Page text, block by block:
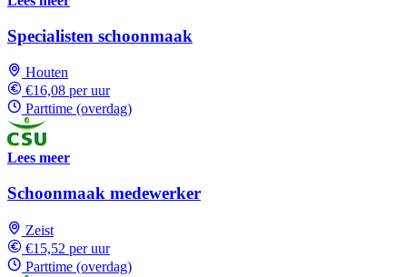
Specialisten schoonmaak
Houten
€16,08 per uur
Parttime (overdag)
Lees meer
Schoonmaak medewerker
Zeist
€15,52 per uur
Parttime (overdag)